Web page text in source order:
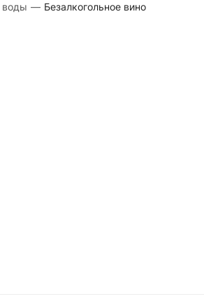
воды — Безалкогольное вино